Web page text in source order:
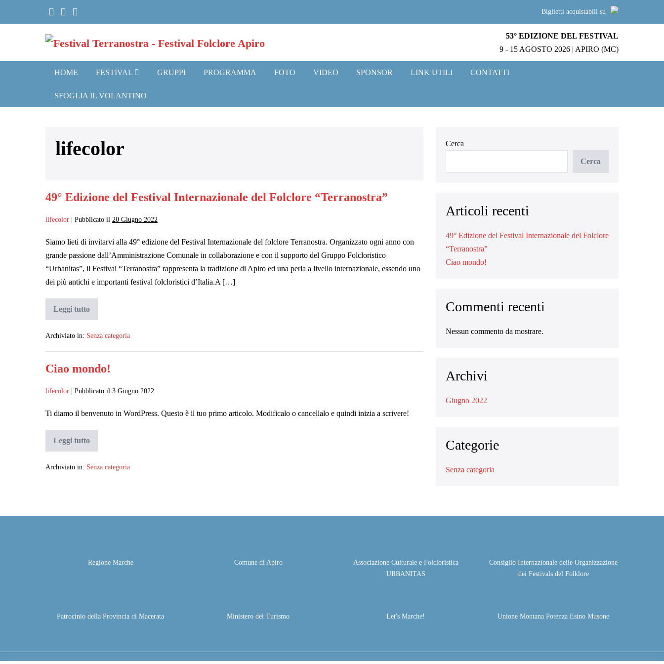
Biglietti acquistabili su
53° EDIZIONE DEL FESTIVAL
9 - 15 AGOSTO 2026 | APIRO (MC)
HOME FESTIVAL GRUPPI PROGRAMMA FOTO VIDEO SPONSOR LINK UTILI CONTATTI
SFOGLIA IL VOLANTINO
lifecolor
49° Edizione del Festival Internazionale del Folclore “Terranostra”
lifecolor Pubblicato il 20 Giugno 2022
Siamo lieti di invitarvi alla 49° edizione del Festival Internazionale del folclore Terranostra. Organizzato ogni anno con
grande passione dall’Amministrazione Comunale in collaborazione e con il supporto del Gruppo Folcloristico
“Urbanitas”, il Festival “Terranostra” rappresenta la tradizione di Apiro ed una perla a livello internazionale, essendo uno
dei più antichi e importanti festival folcloristici d’Italia.A […]
Leggi tutto
49°
Edizione
Festival
del
“Terranostra”
Archiviato in: Senza categoria
Ciao mondo!
lifecolor Pubblicato il 3 Giugno 2022
Ti diamo il benvenuto in WordPress. Questo è il tuo primo articolo. Modificalo o cancellalo e quindi inizia a scrivere!
Leggi tutto
Ciao
mondo!
Archiviato in: Senza categoria
Cerca
Cerca
Articoli recenti
49° Edizione del Festival Internazionale del Folclore
“Terranostra”
Ciao mondo!
Commenti recenti
Nessun commento da mostrare.
Archivi
Giugno 2022
Categorie
Senza categoria
Regione Marche Comune di Apiro
Associazione Culturale e Folcloristica
URBANITAS
Consiglio Internazionale delle Organizzazione
dei Festivals del Folklore
Patrocinio della Provincia di Macerata Ministero del Turismo Let's Marche! Unione Montana Potenza Esino Musone